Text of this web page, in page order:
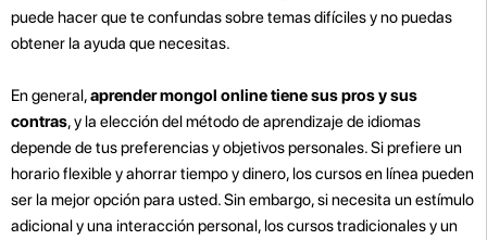
puede hacer que te confundas sobre temas difíciles y no puedas
obtener la ayuda que necesitas.
En general,aprender mongol online tiene sus pros y sus
contras, y la elección del método de aprendizaje de idiomas
depende de tus preferencias y objetivos personales. Si prefiere un
horario flexible y ahorrar tiempo y dinero, los cursos en línea pueden
ser la mejor opción para usted. Sin embargo, si necesita un estímulo
adicional y una interacción personal, los cursos tradicionales y un